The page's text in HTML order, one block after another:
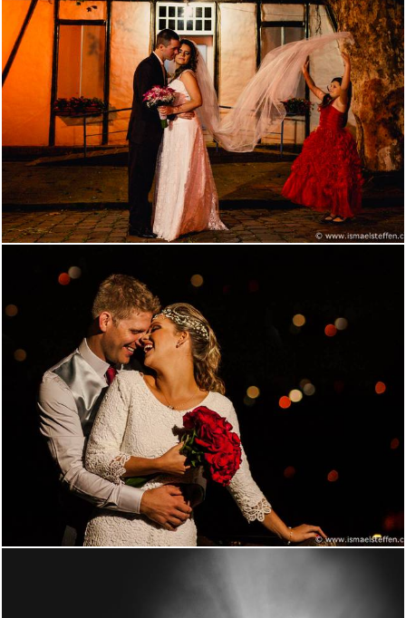
1959 0
1971